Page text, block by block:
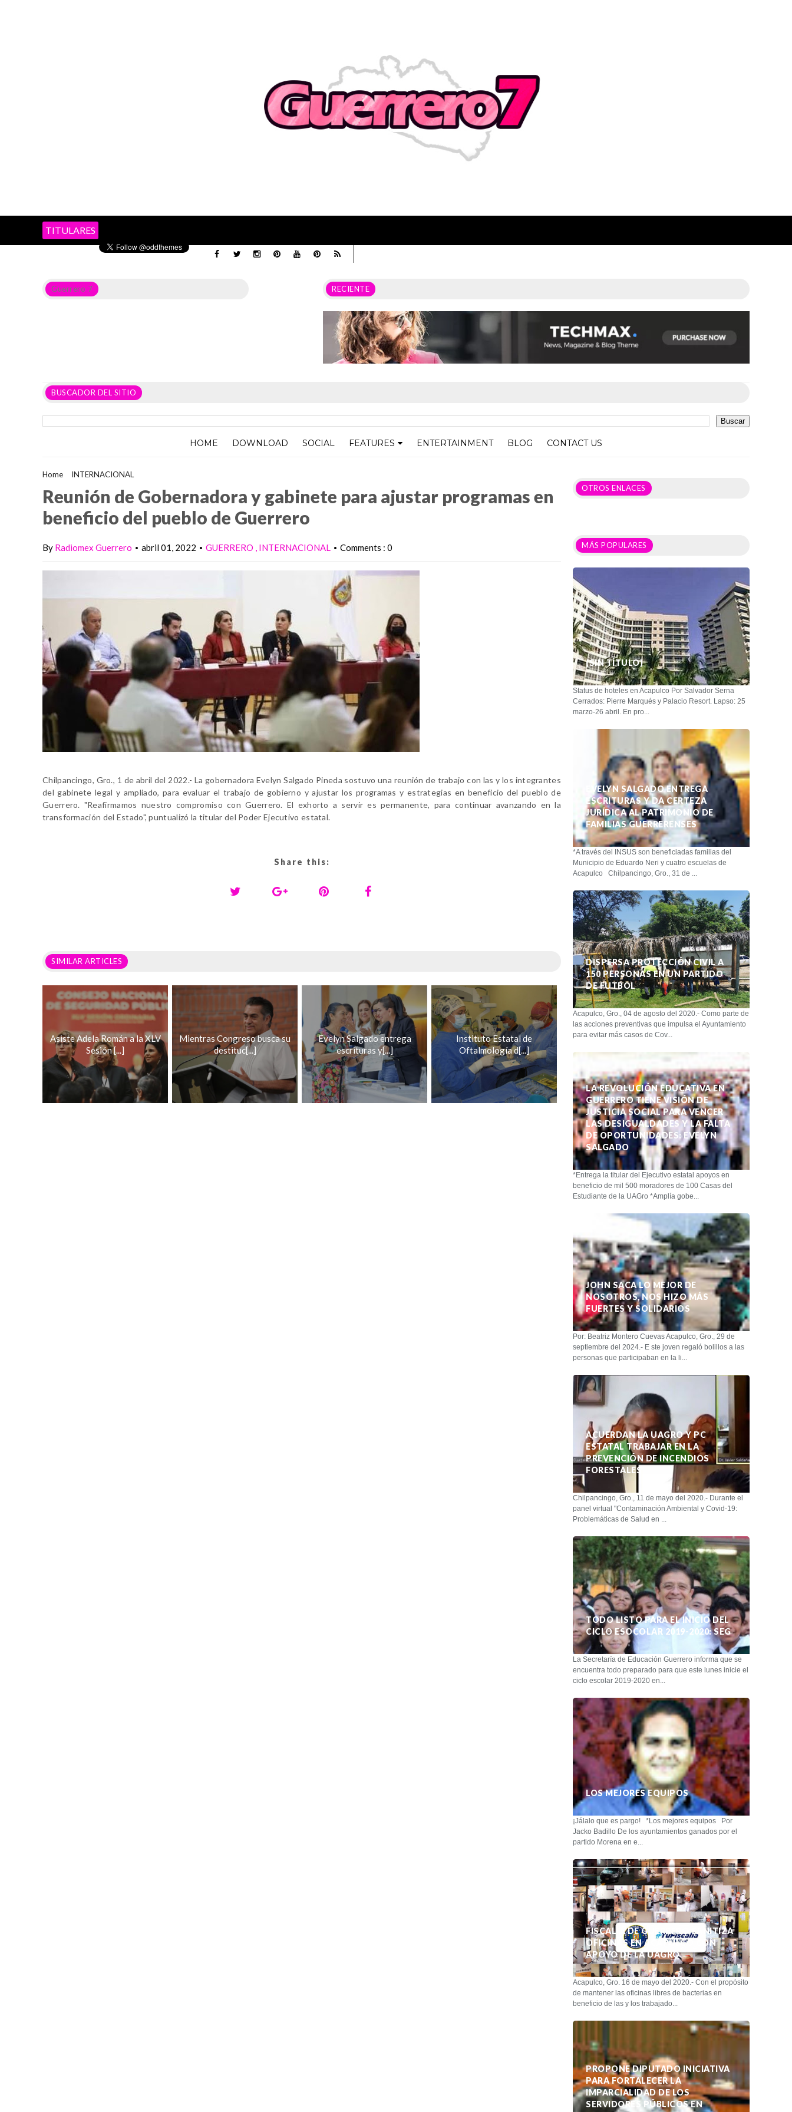
TITULARES
Guerrero 7 RECIENTE
BUSCADOR DEL SITIO
HOME DOWNLOAD SOCIAL FEATURES ENTERTAINMENT BLOG CONTACT US
Home INTERNACIONAL
Reunión de Gobernadora y gabinete para ajustar programas en
beneficio del pueblo de Guerrero
By Radiomex Guerrero • abril 01, 2022 • GUERRERO INTERNACIONAL • Comments : 0
Chilpancingo, Gro., 1 de abril del 2022.- La gobernadora Evelyn Salgado Pineda sostuvo una reunión de trabajo con las y los integrantes
del gabinete legal y ampliado, para evaluar el trabajo de gobierno y ajustar los programas y estrategias en beneficio del pueblo de
Guerrero. "Reafirmamos nuestro compromiso con Guerrero. El exhorto a servir es permanente, para continuar avanzando en la
transformación del Estado", puntualizó la titular del Poder Ejecutivo estatal.
Share this:
SIMILAR ARTICLES
Asiste Adela Román a la XLV
Sesión [...]
Mientras Congreso busca su
destituc[...]
Evelyn Salgado entrega
escrituras y[...]
Instituto Estatal de
Oftalmología d[...]
OTROS ENLACES
MÁS POPULARES
(SIN TÍTULO)
Status de hoteles en Acapulco Por Salvador Serna
Cerrados: Pierre Marqués y Palacio Resort. Lapso: 25
marzo-26 abril. En pro...
EVELYN SALGADO ENTREGA
ESCRITURAS Y DA CERTEZA
JURÍDICA AL PATRIMONIO DE
FAMILIAS GUERRERENSES
*A través del INSUS son beneficiadas familias del
Municipio de Eduardo Neri y cuatro escuelas de
Acapulco Chilpancingo, Gro., 31 de ...
DISPERSA PROTECCIÓN CIVIL A
150 PERSONAS EN UN PARTIDO
DE FUTBOL
Acapulco, Gro., 04 de agosto del 2020.- Como parte de
las acciones preventivas que impulsa el Ayuntamiento
para evitar más casos de Cov...
LA REVOLUCIÓN EDUCATIVA EN
GUERRERO TIENE VISIÓN DE
JUSTICIA SOCIAL PARA VENCER
LAS DESIGUALDADES Y LA FALTA
DE OPORTUNIDADES: EVELYN
SALGADO
*Entrega la titular del Ejecutivo estatal apoyos en
beneficio de mil 500 moradores de 100 Casas del
Estudiante de la UAGro *Amplía gobe...
JOHN SACA LO MEJOR DE
NOSOTROS, NOS HIZO MÁS
FUERTES Y SOLIDARIOS
Por: Beatriz Montero Cuevas Acapulco, Gro., 29 de
septiembre del 2024.- E ste joven regaló bolillos a las
personas que participaban en la li...
ACUERDAN LA UAGRO Y PC
ESTATAL TRABAJAR EN LA
PREVENCIÓN DE INCENDIOS
FORESTALES
Chilpancingo, Gro., 11 de mayo del 2020.- Durante el
panel virtual "Contaminación Ambiental y Covid-19:
Problemáticas de Salud en ...
TODO LISTO PARA EL INICIO DEL
CICLO ESOCOLAR 2019-2020: SEG
La Secretaría de Educación Guerrero informa que se
encuentra todo preparado para que este lunes inicie el
ciclo escolar 2019-2020 en...
LOS MEJORES EQUIPOS
¡Jálalo que es pargo! *Los mejores equipos Por
Jacko Badillo De los ayuntamientos ganados por el
partido Morena en e...
FISCALÍA DE GUERRERO SANITIZA
OFICINAS EN ACAPULCO CON
APOYO DE LA UAGRO
Acapulco, Gro. 16 de mayo del 2020.- Con el propósito
de mantener las oficinas libres de bacterias en
beneficio de las y los trabajado...
PROPONE DIPUTADO INICIATIVA
PARA FORTALECER LA
IMPARCIALIDAD DE LOS
SERVIDORES PÚBLICOS EN